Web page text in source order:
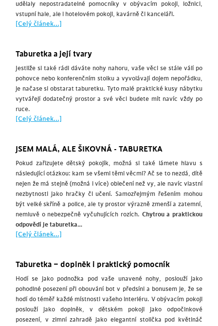
udělaly nepostradatelné pomocníky v obývacím pokoji, ložnici,
vstupní hale, ale i hotelovém pokoji, kavárně či kanceláři.
[Celý článek...]
Taburetka a její tvary
Jestliže si také rádi dáváte nohy nahoru, vaše věci se stále válí po
pohovce nebo konferenčním stolku a vyvolávají dojem nepořádku,
je načase si obstarat taburetku. Tyto malé praktické kusy nábytku
vytvářejí dodatečný prostor a své věci budete mít navíc vždy po
ruce.
[Celý článek...]
JSEM MALÁ, ALE ŠIKOVNÁ - TABURETKA
Pokud zařizujete dětský pokojík, možná si také lámete hlavu s
následující otázkou: kam se všemi těmi věcmi? Ač se to nezdá, dítě
nejen že má stejně (možná i více) oblečení než vy, ale navíc vlastní
nezbytnosti jako hračky či učení. Samozřejmým řešením mohou
být velké skříně a police, ale ty prostor výrazně zmenší a zatemní,
nemluvě o nebezpečně vyčuhujících rozích. Chytrou a praktickou
odpovědí je taburetka…
[Celý článek...]
Taburetka – doplněk i praktický pomocník
Hodí se jako podnožka pod vaše unavené nohy, poslouží jako
pohodlné posezení při obouvání bot v předsíni a bonusem je, že se
hodí do téměř každé místnosti vašeho interiéru. V obývacím pokoji
poslouží jako doplněk, v dětském pokoji jako odpočinkové
posezení, v zimní zahradě jako elegantní stolička pod květináč